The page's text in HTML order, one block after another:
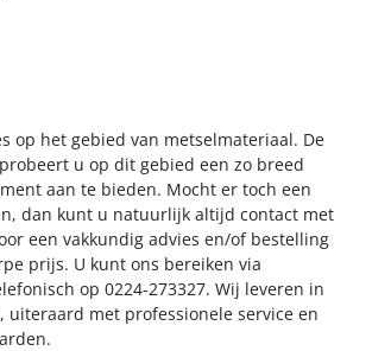
op het gebied van metselmateriaal. De
probeert u op dit gebied een zo breed
aan te bieden. Mocht er toch een
dan kunt u natuurlijk altijd contact met
een vakkundig advies en/of bestelling
prijs. U kunt ons bereiken via
op 0224-273327. Wij leveren in
uiteraard met professionele service en